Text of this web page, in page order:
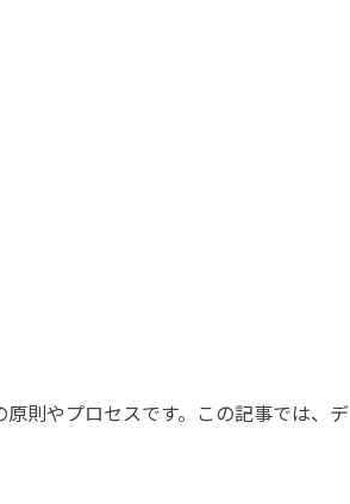
則やプロセスです。この記事では、デ